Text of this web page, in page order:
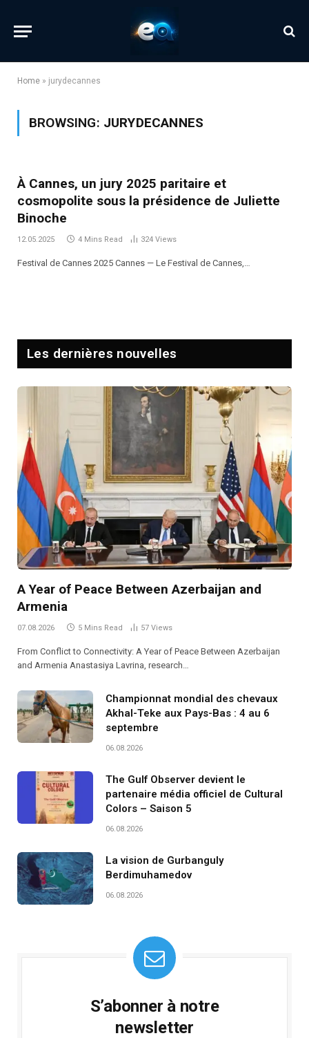
Home » jurydecannes
BROWSING: JURYDECANNES
À Cannes, un jury 2025 paritaire et
cosmopolite sous la présidence de Juliette
Binoche
12.05.2025 4 Mins Read 324 Views
Festival de Cannes 2025 Cannes — Le Festival de Cannes,…
Les dernières nouvelles
A Year of Peace Between Azerbaijan and
Armenia
07.08.2026 5 Mins Read 57 Views
From Conflict to Connectivity: A Year of Peace Between Azerbaijan
and Armenia Anastasiya Lavrina, research…
Championnat mondial des chevaux
Akhal-Teke aux Pays-Bas : 4 au 6
septembre
06.08.2026
The Gulf Observer devient le
partenaire média officiel de Cultural
Colors – Saison 5
06.08.2026
La vision de Gurbanguly
Berdimuhamedov
06.08.2026
S’abonner à notre
newsletter